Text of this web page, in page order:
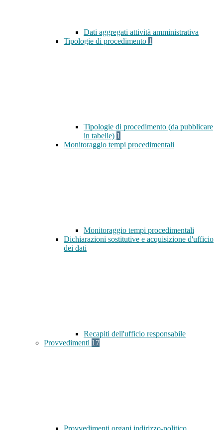
Dati aggregati attività amministrativa
Tipologie di procedimento 1
Tipologie di procedimento (da pubblicare
in tabelle) 1
Monitoraggio tempi procedimentali
Monitoraggio tempi procedimentali
Dichiarazioni sostitutive e acquisizione d'ufficio
dei dati
Recapiti dell'ufficio responsabile
Provvedimenti 17